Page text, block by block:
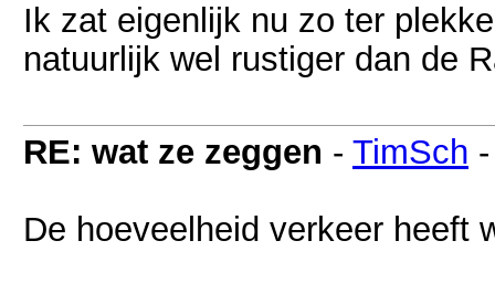
Ik zat eigenlijk nu zo ter
natuurlijk wel rustiger dan de
RE: wat ze zeggen - TimSch
De hoeveelheid verkeer heeft